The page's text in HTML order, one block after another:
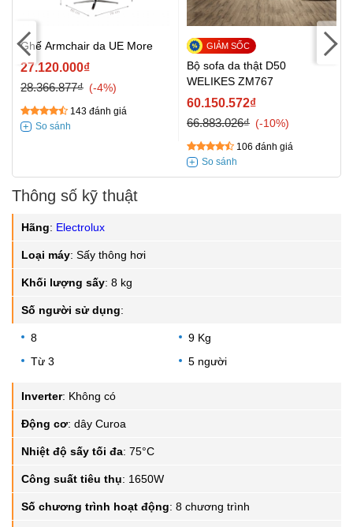
Ghế Armchair da UE More
27.120.000₫
28.366.877₫
-4%
143 đánh giá
Bộ sofa da thật D50
WELIKES ZM767
60.150.572₫
66.883.026₫
-10%
106 đánh giá
Thông số kỹ thuật
Hãng: Electrolux
Loại máy: Sấy thông hơi
Khối lượng sấy: 8 kg
Số người sử dụng:
8
9 Kg
Từ 3
5 người
Inverter: Không có
Động cơ: dây Curoa
Nhiệt độ sấy tối đa: 75°C
Công suất tiêu thụ: 1650W
Số chương trình hoạt động: 8 chương trình